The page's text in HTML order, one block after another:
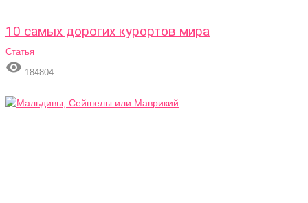
10 самых дорогих курортов мира
Статья
 184804